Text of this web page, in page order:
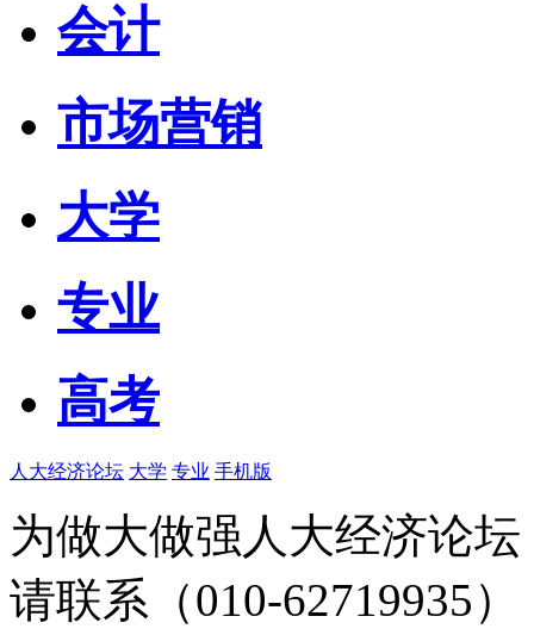
会计
市场营销
大学
专业
高考
人大经济论坛 大学 专业 手机版
为做大做强人大经济论
请联系（010-62719935）